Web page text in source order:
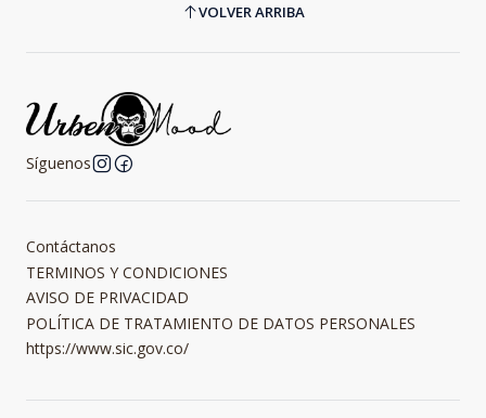
VOLVER ARRIBA
Síguenos
Contáctanos
TERMINOS Y CONDICIONES
AVISO DE PRIVACIDAD
POLÍTICA DE TRATAMIENTO DE DATOS PERSONALES
https://www.sic.gov.co/